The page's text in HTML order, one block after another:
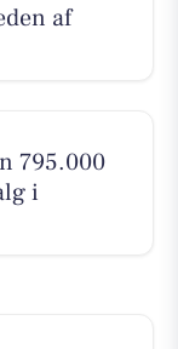
af
795.000
i